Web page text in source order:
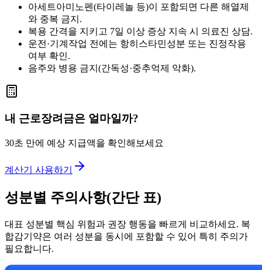
아세트아미노펜(타이레놀 등)이 포함되면 다른 해열제
와 중복 금지.
복용 간격을 지키고 7일 이상 증상 지속 시 의료진 상담.
운전·기계작업 전에는 항히스타민성분 또는 진정작용
여부 확인.
음주와 병용 금지(간독성·중추억제 악화).
내 근로장려금은 얼마일까?
30초 만에 예상 지급액을 확인해보세요
계산기 사용하기
성분별 주의사항(간단 표)
대표 성분별 핵심 위험과 권장 행동을 빠르게 비교하세요. 복
합감기약은 여러 성분을 동시에 포함할 수 있어 특히 주의가
필요합니다.